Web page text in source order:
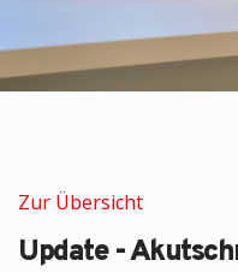
Zur Übersicht
Update -